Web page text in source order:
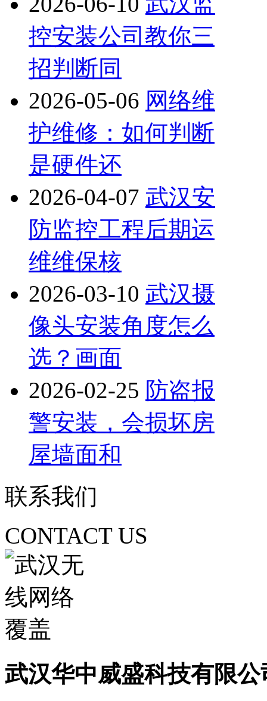
控安装公司教你三
招判断同
2026-05-06 网络维
护维修：如何判断
是硬件还
2026-04-07 武汉安
防监控工程后期运
维维保核
2026-03-10 武汉摄
像头安装角度怎么
选？画面
2026-02-25 防盗报
警安装，会损坏房
屋墙面和
联系我们
CONTACT US
武汉华中威盛科技有限公